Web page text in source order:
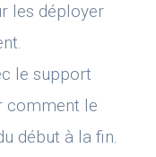
les déployer
le support
comment le
début à la fin.